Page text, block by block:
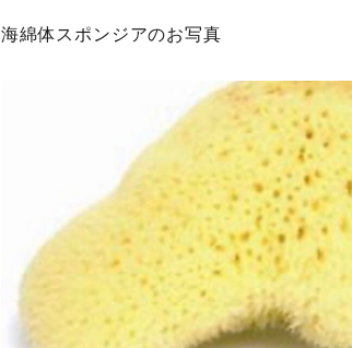
海綿体スポンジアのお写真